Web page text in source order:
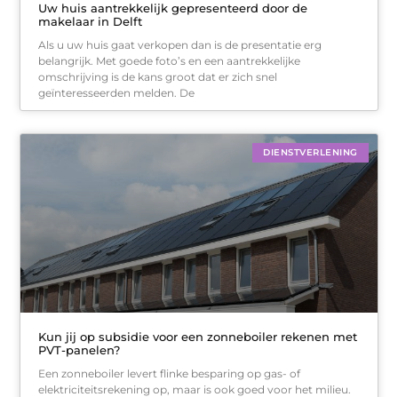
Uw huis aantrekkelijk gepresenteerd door de
makelaar in Delft
Als u uw huis gaat verkopen dan is de presentatie erg
belangrijk. Met goede foto’s en een aantrekkelijke
omschrijving is de kans groot dat er zich snel
geïnteresseerden melden. De
DIENSTVERLENING
Kun jij op subsidie voor een zonneboiler rekenen met
PVT-panelen?
Een zonneboiler levert flinke besparing op gas- of
elektriciteitsrekening op, maar is ook goed voor het milieu.